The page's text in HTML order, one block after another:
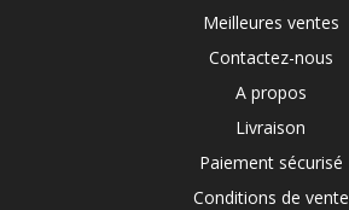
Meilleures ventes
Contactez-nous
A propos
Livraison
Paiement sécurisé
Conditions de vente